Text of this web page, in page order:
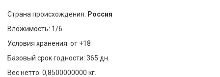
Страна происхождения: Россия
Вложимость: 1/6
Условия хранения: от +18
Базовый срок годности: 365 дн.
Вес нетто: 0,8500000000 кг.